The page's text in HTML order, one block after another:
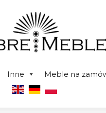
Inne Meble na